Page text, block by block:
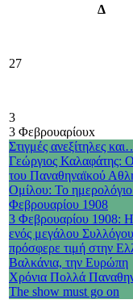
Δ
27
3
3 Φεβρουαρίουx
Στιγμές ανεξίτηλες
Γεώργιος Καλαφάτης:
του Παναθηναϊκού
Ομίλου: Το
Φεβρουαρίου 1908
3 Φεβρουαρίου 1908:
ενός μεγάλου
πρόσφερε τιμή στην
Βαλκάνια, την Ευρώπη
Χρόνια Πολλά
The show must go on